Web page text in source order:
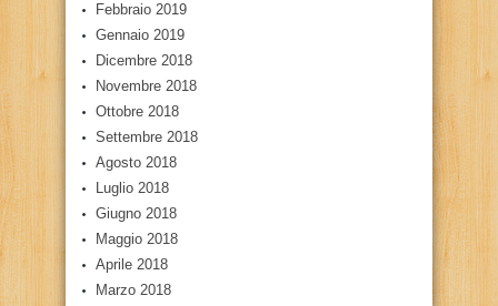
Febbraio 2019
Gennaio 2019
Dicembre 2018
Novembre 2018
Ottobre 2018
Settembre 2018
Agosto 2018
Luglio 2018
Giugno 2018
Maggio 2018
Aprile 2018
Marzo 2018